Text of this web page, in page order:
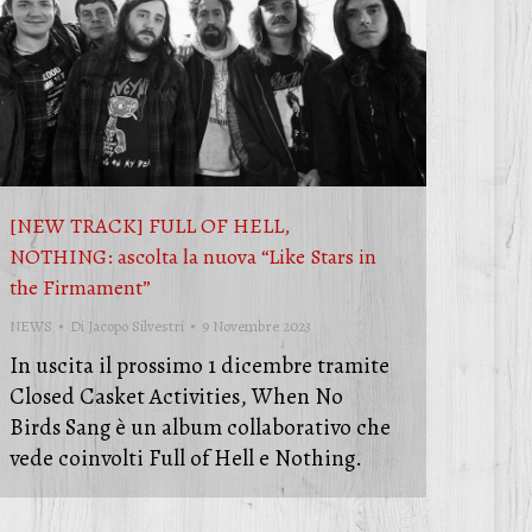
[NEW TRACK] FULL OF HELL,
NOTHING: ascolta la nuova “Like Stars in
the Firmament”
NEWS Di Jacopo Silvestri 9 Novembre 2023
In uscita il prossimo 1 dicembre tramite
Closed Casket Activities, When No
Birds Sang è un album collaborativo che
vede coinvolti Full of Hell e Nothing.